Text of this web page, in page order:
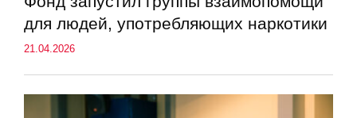
для людей, употребляющих наркотики
21.04.2026